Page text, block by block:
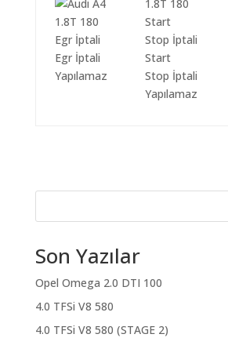
Egr İptali
Yapılamaz
Start
Stop İptali
Yapılamaz
Son Yazılar
Opel Omega 2.0 DTI 100
4.0 TFSi V8 580
4.0 TFSi V8 580 (STAGE 2)